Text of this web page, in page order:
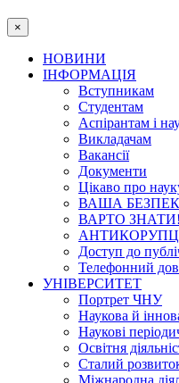
×
НОВИНИ
ІНФОРМАЦІЯ
Вступникам
Студентам
Аспірантам і
Викладачам
Вакансії
Документи
Цікаво про
ВАША
ВАРТО ЗНАТИ!
Доступ до
Телефонний
УНІВЕРСИТЕТ
Портрет ЧНУ
Наукова й
Наукові
Освітня
Сталий
Міжнародна